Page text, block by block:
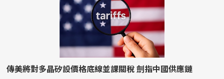
傳美將對多晶矽設價格底線並課關稅 劍指中國供應鏈